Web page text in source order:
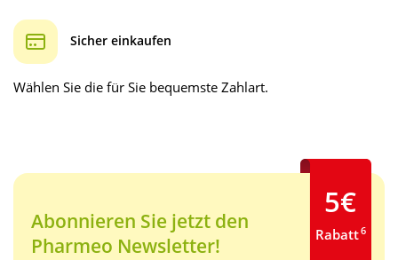
Sicher einkaufen
Wählen Sie die für Sie bequemste Zahlart.
Abonnieren Sie jetzt den
Pharmeo Newsletter!
5€
Rabatt6